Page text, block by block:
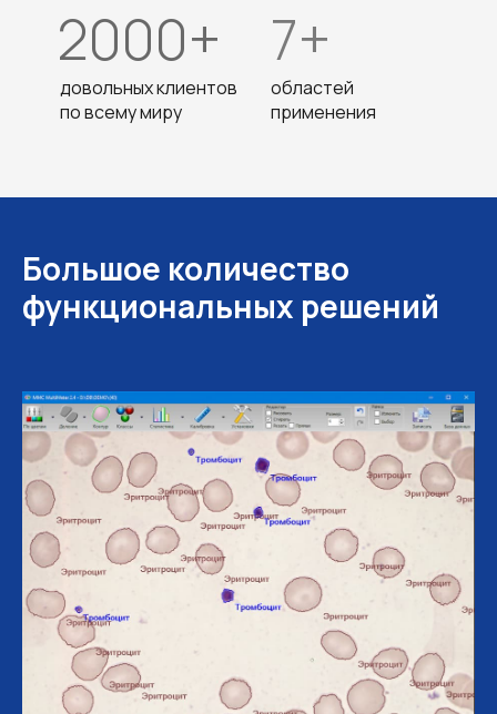
2000+ 7+
довольных клиентов
по всему миру
областей
применения
Большое количество
функциональных решений